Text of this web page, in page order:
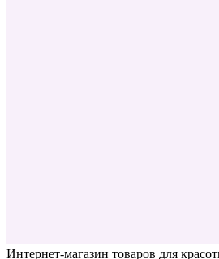
Интернет-магазин товаров для